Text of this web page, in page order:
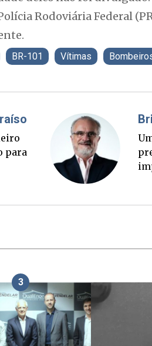
Rodoviária Federal
BR-101 Vítimas
virou
3